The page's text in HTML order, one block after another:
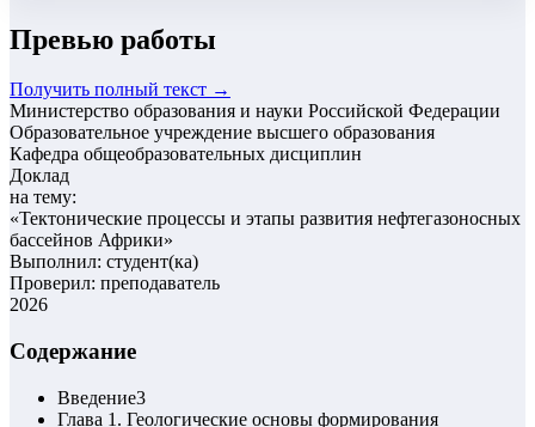
Превью работы
Получить полный текст →
Министерство образования и науки Российской Федерации
Образовательное учреждение высшего образования
Кафедра общеобразовательных дисциплин
Доклад
на тему:
«Тектонические процессы и этапы развития нефтегазоносных
бассейнов Африки»
Выполнил: студент(ка)
Проверил: преподаватель
2026
Содержание
Введение3
Глава 1. Геологические основы формирования